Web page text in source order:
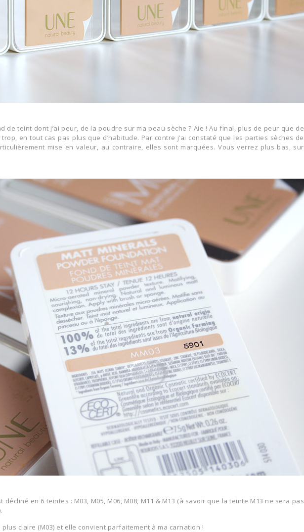
de teint dont j’ai peur, de la poudre sur ma peau sèche ? Aie ! Au final, plus de peur que de
en tout cas pas plus que d’habitude. Par contre j’ai constaté que les parties sèches de
mise en valeur, au contraire, elles sont marquées. Vous verrez plus bas, sur
décliné en 6 teintes : M03, M05, M06, M08, M11 & M13 (à savoir que la teinte M13 ne sera pas
plus claire (M03) et elle convient parfaitement à ma carnation !